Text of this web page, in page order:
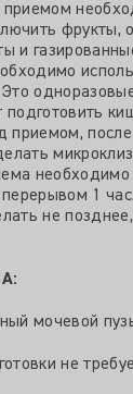
фрукты,
и
приемом, после
перерывом 1
не
мочевой
не